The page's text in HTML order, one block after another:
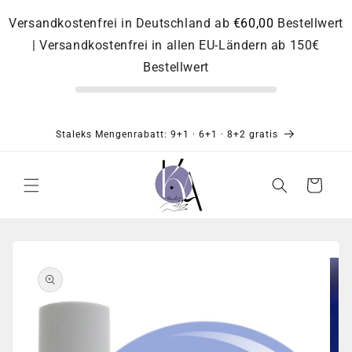
Versandkostenfrei in Deutschland ab €60,00 Bestellwert
| Versandkostenfrei in allen EU-Ländern ab 150€
Bestellwert
zum
Inhalt
Staleks Mengenrabatt: 9+1 · 6+1 · 8+2 gratis
Warenkorb